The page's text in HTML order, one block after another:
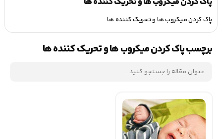
پاک کردن میکروب‌‌‌ ها و تحریک‌‌‌ کننده ‌‌‌ها
برچسب پاک کردن میکروب‌‌‌ ها و تحریک‌‌‌ کننده ‌‌‌ها